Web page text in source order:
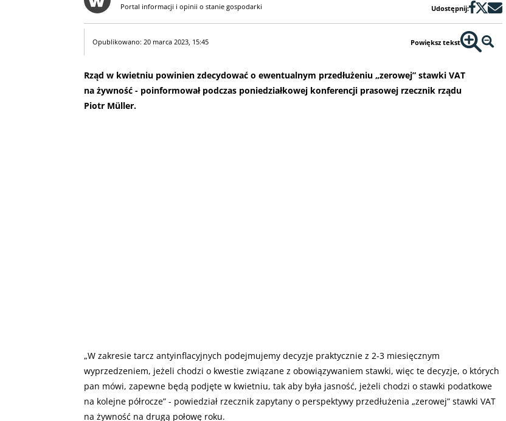
Portal informacji i opinii o stanie gospodarki Udostępnij:
Opublikowano: 20 marca 2023, 15:45 Powiększ tekst
Rząd w kwietniu powinien zdecydować o ewentualnym przedłużeniu „zerowej” stawki VAT
na żywność - poinformował podczas poniedziałkowej konferencji prasowej rzecznik rządu
Piotr Müller.
„W zakresie tarcz antyinflacyjnych podejmujemy decyzje praktycznie z 2-3 miesięcznym
wyprzedzeniem, jeżeli chodzi o kwestie związane z obowiązywaniem stawki, więc te decyzje, o których
pan mówi, zapewne będą podjęte w kwietniu, tak aby była jasność, jeżeli chodzi o stawki podatkowe
na kolejne półrocze” - powiedział rzecznik zapytany o perspektywy przedłużenia „zerowej” stawki VAT
na żywność na drugą połowę roku.